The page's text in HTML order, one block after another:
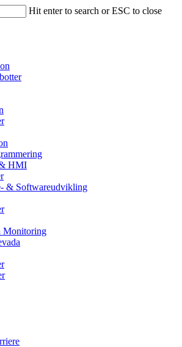
Hit enter to search or ESC to close
HMI
& Softwareudvikling
Monitoring